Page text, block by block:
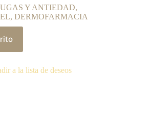
Y ANTIEDAD,
, DERMOFARMACIA
a la lista de deseos